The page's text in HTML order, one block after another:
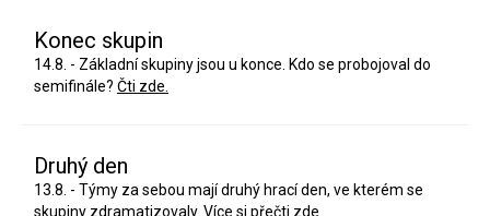
Konec skupin
14.8. - Základní skupiny jsou u konce. Kdo se probojoval do
semifinále? Čti zde.
Druhý den
13.8. - Týmy za sebou mají druhý hrací den, ve kterém se
skupiny zdramatizovaly. Více si přečti zde